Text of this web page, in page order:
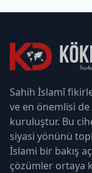
Sahih İslamî
ve en önemlisi de
kuruluştur. Bu
siyasi yönünü
İslami bir bakış
çözümler ortaya